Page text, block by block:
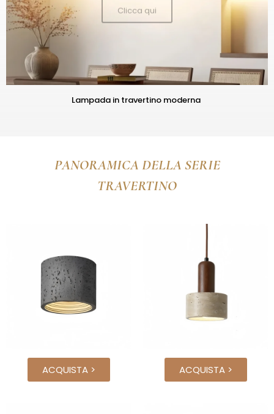
Lampada in travertino moderna
PANORAMICA DELLA SERIE
TRAVERTINO
ACQUISTA > ACQUISTA >